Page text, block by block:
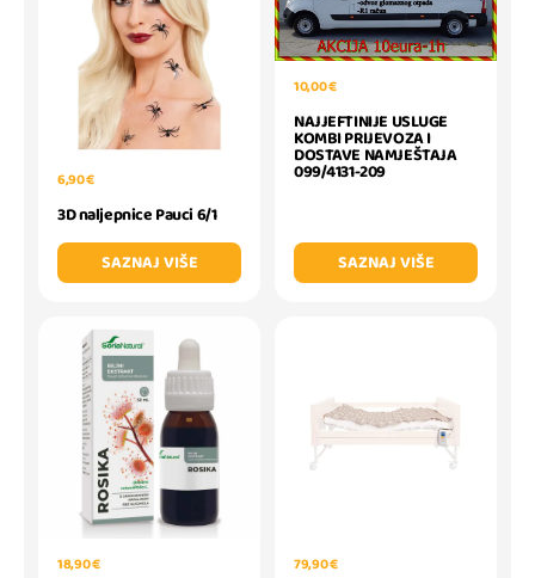
6,90 €
3D naljepnice Pauci 6/1
SAZNAJ VIŠE
10,00 €
NAJJEFTINIJE USLUGE
KOMBI PRIJEVOZA I
DOSTAVE NAMJEŠTAJA
099/4131-209
SAZNAJ VIŠE
18,90 € 79,90 €